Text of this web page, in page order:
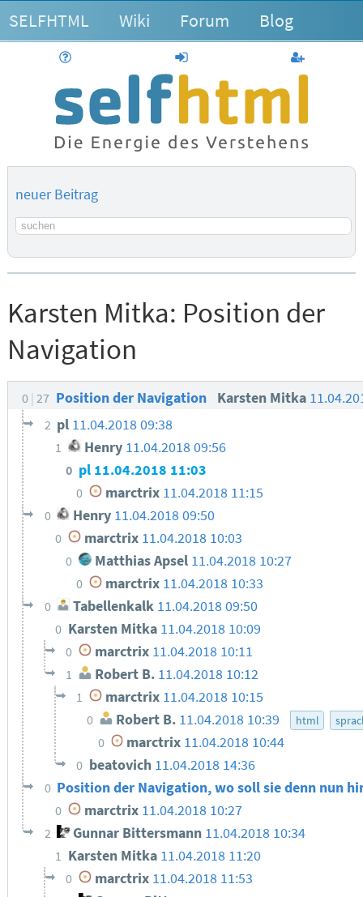
SELFHTML Wiki Forum Blog
anmelden
neuer Beitrag
Suchbegriff
Karsten Mitka: Position der
Navigation
0 27 Position der Navigation Karsten Mitka
2 pl 11.04.2018 09:38
1 Henry 11.04.2018 09:56
0 pl 11.04.2018 11:03
0 marctrix 11.04.2018 11:15
0 Henry 11.04.2018 09:50
0 marctrix 11.04.2018 10:03
0 Matthias Apsel 11.04.2018 10:27
0 marctrix 11.04.2018 10:33
0 Tabellenkalk 11.04.2018 09:50
0 Karsten Mitka 11.04.2018 10:09
0 marctrix 11.04.2018 10:11
1 Robert B. 11.04.2018 10:12
1 marctrix 11.04.2018 10:15
0 Robert B. 11.04.2018 10:39 html
0 marctrix 11.04.2018 10:44
0 beatovich 11.04.2018 14:36
0 Position der Navigation, wo soll sie denn nun
0 marctrix 11.04.2018 10:27
2 Gunnar Bittersmann 11.04.2018 10:34
1 Karsten Mitka 11.04.2018 11:20
0 marctrix 11.04.2018 11:53